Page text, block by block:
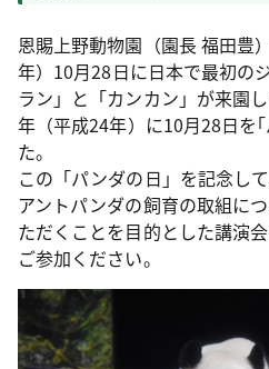
恩賜上野動物園（園長 福田豊
年）10月28日に日本で最初の
ラン」と「カンカン」が来園
年（平成24年）に10月28日を
た。
この「パンダの日」を記念し
アントパンダの飼育の取組に
ただくことを目的とした講演
ご参加ください。